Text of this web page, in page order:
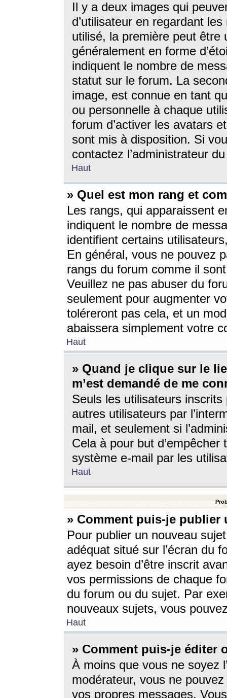
Il y a deux images qui
d’utilisateur en regardant
utilisé, la première peut être
généralement en forme
indiquent le nombre de
statut sur le forum. La
image, est connue en tant
ou personnelle à chaque
forum d’activer les avatars
sont mis à disposition. Si
contactez l’administrateur
Haut
» Quel est mon rang et
Les rangs, qui apparaissent
indiquent le nombre de
identifient certains
En général, vous ne pouvez
rangs du forum comme il
Veuillez ne pas abuser du
seulement pour augmenter
toléreront pas cela, et un
abaissera simplement votre
Haut
» Quand je clique sur le
m’est demandé de me
Seuls les utilisateurs
autres utilisateurs par
mail, et seulement si
Cela à pour but
système e-mail par les
Haut
» Comment puis-je
Pour publier un nouveau
adéquat situé sur l’écran du
ayez besoin d’être inscrit
vos permissions de chaque
du forum ou du sujet. Par
nouveaux sujets, vous
Haut
» Comment puis-je éditer
À moins que vous ne soyez
modérateur, vous ne
vos propres messages.